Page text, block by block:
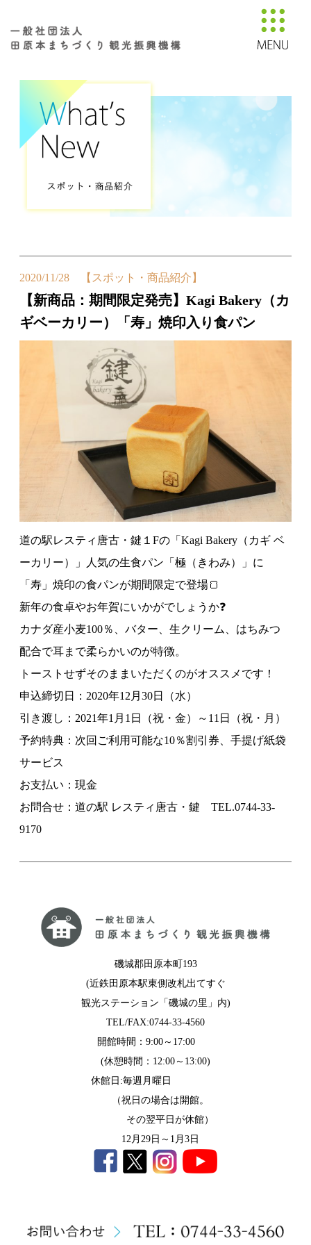
2020/11/28 【スポット・商品紹介】
【新商品：期間限定発売】Kagi Bakery（カ
ギベーカリー）「寿」焼印入り食パン
道の駅レスティ唐古・鍵１Fの「Kagi Bakery（カギ ベ
ーカリー）」人気の生食パン「極（きわみ）」に
「寿」焼印の食パンが期間限定で登場🍞
新年の食卓やお年賀にいかがでしょうか❓
カナダ産小麦100％、バター、生クリーム、はちみつ
配合で耳まで柔らかいのが特徴。
トーストせずそのままいただくのがオススメです！
申込締切日：2020年12月30日（水）
引き渡し：2021年1月1日（祝・金）～11日（祝・月）
予約特典：次回ご利用可能な10％割引券、手提げ紙袋
サービス
お支払い：現金
お問合せ：道の駅 レスティ唐古・鍵 TEL.0744-33-
9170
磯城郡田原本町193
(近鉄田原本駅東側改札出てすぐ
観光ステーション「磯城の里」内)
TEL/FAX:0744-33-4560
開館時間：9:00～17:00
(休憩時間：12:00～13:00)
休館日:毎週月曜日
（祝日の場合は開館。
その翌平日が休館）
12月29日～1月3日